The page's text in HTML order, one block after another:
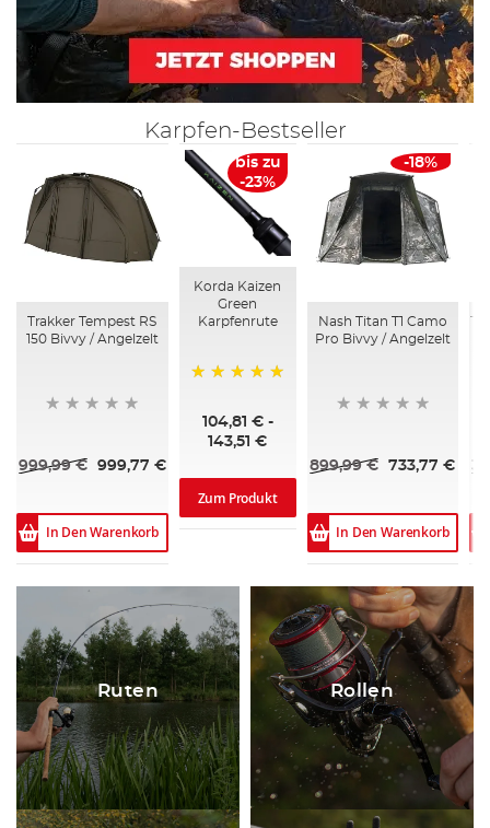
Karpfen-Bestseller
Trakker Tempest RS
150 Bivvy / Angelzelt
999,99 € 999,77 €
In Den Warenkorb
bis zu
-23%
Korda Kaizen
Green
Karpfenrute
104,81 €-
143,51 €
Zum Produkt
-18%
Nash Titan T1 Camo
Pro Bivvy / Angelzelt
899,99 € 733,77 €
In Den Warenkorb
Ruten Rollen